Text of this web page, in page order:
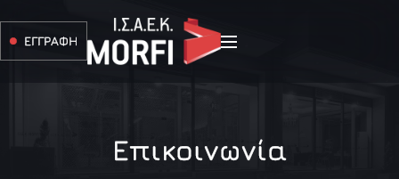
ΕΓΓΡΑΦΗ
Επικοινωνία